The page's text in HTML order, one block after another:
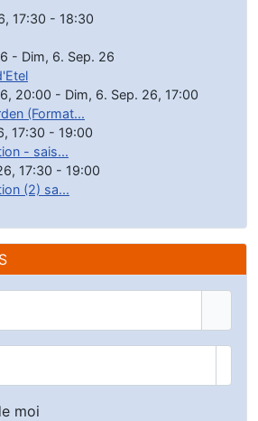
, 17:30 - 18:30
- Dim, 6. Sep. 26
, 20:00 - Dim, 6. Sep. 26, 17:00
(Format...
, 17:30 - 19:00
- sais...
, 17:30 - 19:00
(2) sa...
moi